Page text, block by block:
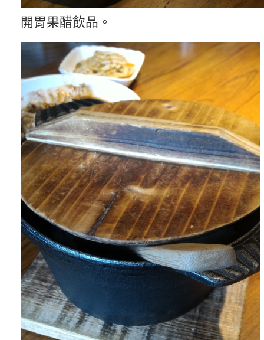
開胃果醋飲品。